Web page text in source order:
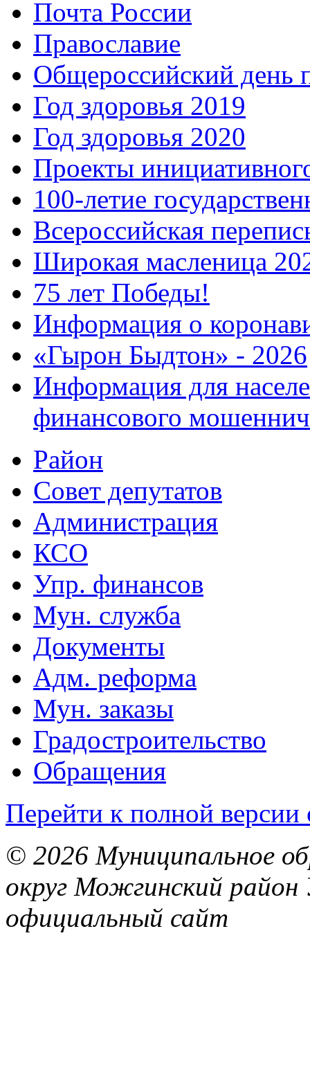
Почта России
Православие
Общероссийский день
Год здоровья 2019
Год здоровья 2020
Проекты
100-летие
Всероссийская
Широкая масленица
75 лет Победы!
Информация о
«Гырон Быдтон» - 2026
Информация для
финансового
Район
Совет депутатов
Администрация
КСО
Упр. финансов
Мун. служба
Документы
Адм. реформа
Мун. заказы
Градостроительство
Обращения
Перейти к полной версии
© 2026 Муниципальное
округ Можгинский район
официальный сайт